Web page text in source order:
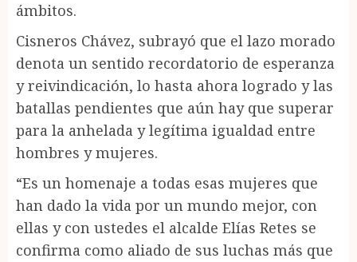
ámbitos.
Cisneros Chávez, subrayó que el lazo morado
denota un sentido recordatorio de esperanza
y reivindicación, lo hasta ahora logrado y las
batallas pendientes que aún hay que superar
para la anhelada y legítima igualdad entre
hombres y mujeres.
“Es un homenaje a todas esas mujeres que
han dado la vida por un mundo mejor, con
ellas y con ustedes el alcalde Elías Retes se
confirma como aliado de sus luchas más que